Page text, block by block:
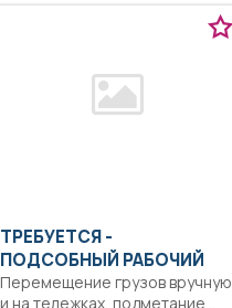
ТРЕБУЕТСЯ -
ПОДСОБНЫЙ РАБОЧИЙ
Перемещение грузов вручную
и на тележках, подметание